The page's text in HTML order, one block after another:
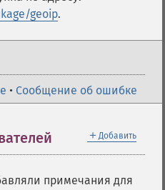
geoip.
• Сообщение об ошибке
＋ Добавить
примечания для